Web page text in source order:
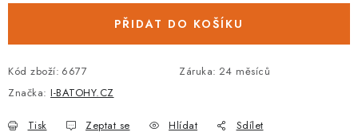
PŘIDAT DO KOŠÍKU
Kód zboží: 6677 Záruka: 24 měsíců
Značka: I-BATOHY.CZ
Tisk Zeptat se Hlídat Sdílet